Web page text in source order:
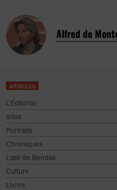
Alfred de
ARTICLES
L’Éditorial
Infos
Portraits
Chroniques
L’œil de Bendak
Culture
Livres